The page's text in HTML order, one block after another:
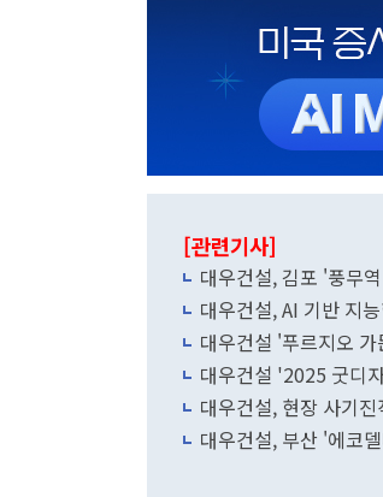
[관련기사]
대우건설, 김포 '풍무
대우건설, AI 기반 지
대우건설 '푸르지오
대우건설 '2025 굿디
대우건설, 현장 사기
대우건설, 부산 '에코